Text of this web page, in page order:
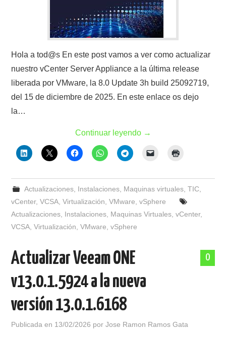
Hola a tod@s En este post vamos a ver como actualizar
nuestro vCenter Server Appliance a la última release
liberada por VMware, la 8.0 Update 3h build 25092719,
del 15 de diciembre de 2025. En este enlace os dejo
la…
Continuar leyendo →
Actualizaciones, Instalaciones, Maquinas virtuales, TIC,
vCenter,VCSA ,Virtualización ,VMware ,vSphere
Actualizaciones Instalaciones Maquinas Virtuales ,vCenter,
VCSA ,Virtualización ,VMware ,vSphere
0
Actualizar Veeam ONE
v13.0.1.5924 a la nueva
versión 13.0.1.6168
Publicada en 13/02/2026 porJose Ramon Ramos Gata